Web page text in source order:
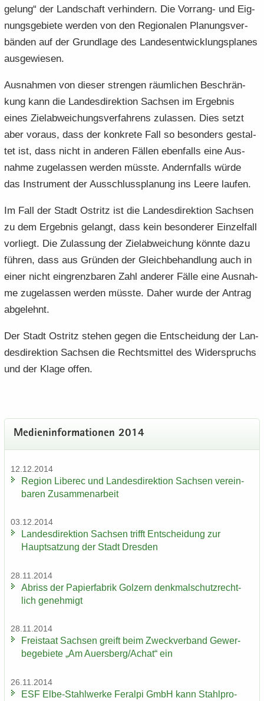
ge­lung“ der Land­schaft ver­hin­dern. Die Vorrang-​ und Eig­
nungs­ge­bie­te wer­den von den Re­gio­na­len Pla­nungs­ver­
bän­den auf der Grund­la­ge des Lan­des­ent­wick­lungs­pla­nes
aus­ge­wie­sen.
Aus­nah­men von die­ser stren­gen räum­li­chen Be­schrän­
kung kann die Lan­des­di­rek­ti­on Sach­sen im Er­geb­nis
eines Ziel­ab­wei­chungs­ver­fah­rens zu­las­sen. Dies setzt
aber vor­aus, dass der kon­kre­te Fall so be­son­ders ge­stal­
tet ist, dass nicht in an­de­ren Fäl­len eben­falls eine Aus­
nah­me zu­ge­las­sen wer­den müss­te. An­dern­falls würde
das In­stru­ment der Aus­schluss­pla­nung ins Leere lau­fen.
Im Fall der Stadt Ost­ritz ist die Lan­des­di­rek­ti­on Sach­sen
zu dem Er­geb­nis ge­langt, dass kein be­son­de­rer Ein­zel­fall
vor­liegt. Die Zu­las­sung der Ziel­ab­wei­chung könn­te dazu
füh­ren, dass aus Grün­den der Gleich­be­hand­lung auch in
einer nicht ein­grenz­ba­ren Zahl an­de­rer Fälle eine Aus­nah­
me zu­ge­las­sen wer­den müss­te. Daher wurde der An­trag
ab­ge­lehnt.
Der Stadt Ost­ritz ste­hen gegen die Ent­schei­dung der Lan­
des­di­rek­ti­on Sach­sen die Rechts­mit­tel des Wi­der­spruchs
und der Klage offen.
Me­di­en­in­for­ma­tio­nen 2014
12.12.2014
Re­gi­on Li­be­rec und Lan­des­di­rek­ti­on Sach­sen ver­ein­
ba­ren Zu­sam­men­ar­beit
03.12.2014
Lan­des­di­rek­ti­on Sach­sen trifft Ent­schei­dung zur
Haupt­sat­zung der Stadt Dres­den
28.11.2014
Ab­riss der Pa­pier­fa­brik Golz­ern denk­mal­schutz­recht­
lich ge­neh­migt
28.11.2014
Frei­staat Sach­sen greift beim Zweck­ver­band Ge­wer­
be­ge­bie­te „Am Au­ers­berg/Achat“ ein
26.11.2014
ESF Elbe-​Stahlwerke Fer­al­pi GmbH kann Stahl­pro­